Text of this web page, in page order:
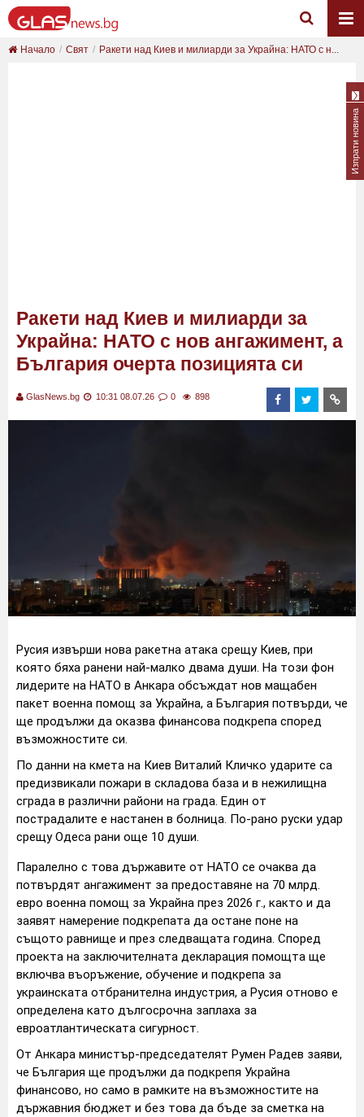
Начало Свят Ракети над Киев и милиарди за Украйна: НАТО с н...
Ракети над Киев и милиарди за
Украйна: НАТО с нов ангажимент, а
България очерта позицията си
GlasNews.bg 10:31 08.07.26 0 898
Русия извърши нова ракетна атака срещу Киев, при
която бяха ранени най-малко двама души. На този фон
лидерите на НАТО в Анкара обсъждат нов мащабен
пакет военна помощ за Украйна, а България потвърди, че
ще продължи да оказва финансова подкрепа според
възможностите си.
По данни на кмета на Киев Виталий Кличко ударите са
предизвикали пожари в складова база и в нежилищна
сграда в различни райони на града. Един от
пострадалите е настанен в болница. По-рано руски удар
срещу Одеса рани още 10 души.
Паралелно с това държавите от НАТО се очаква да
потвърдят ангажимент за предоставяне на 70 млрд.
евро военна помощ за Украйна през 2026 г., както и да
заявят намерение подкрепата да остане поне на
същото равнище и през следващата година. Според
проекта на заключителната декларация помощта ще
включва въоръжение, обучение и подкрепа за
украинската отбранителна индустрия, а Русия отново е
определена като дългосрочна заплаха за
евроатлантическата сигурност.
От Анкара министър-председателят Румен Радев заяви,
че България ще продължи да подкрепя Украйна
финансово, но само в рамките на възможностите на
държавния бюджет и без това да бъде за сметка на
Изпрати новина